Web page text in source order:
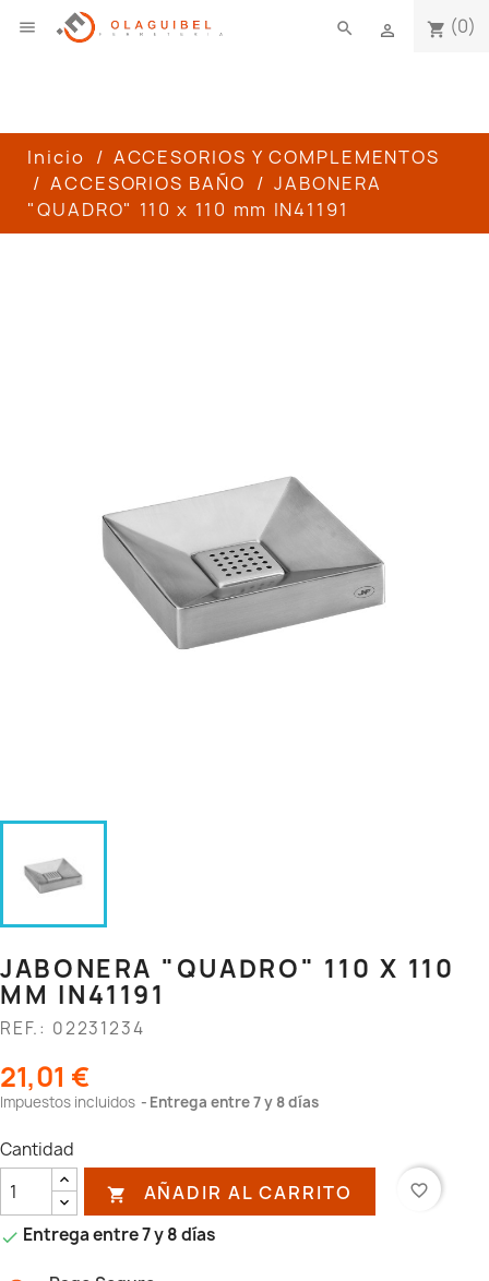
 shopping_cart (0)

search
Inicio
ACCESORIOS Y COMPLEMENTOS
ACCESORIOS BAÑO
JABONERA
"QUADRO" 110 x 110 mm IN41191
JABONERA "QUADRO" 110 X 110
MM IN41191
REF.: 02231234
21,01 €
Impuestos incluidos Entrega entre 7 y 8 días
Cantidad
 AÑADIR AL CARRITO favorite_border
 Entrega entre 7 y 8 días